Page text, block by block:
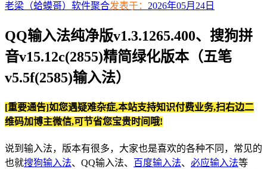
老梁（蛤蟆哥） 软件聚合发表于： 2026年05月24日
QQ输入法纯净版v1.3.1265.400、搜狗拼
音v15.12c(2855)精简绿化版本（五笔
v5.5f(2585)输入法）
[重要通告]如您遇疑难杂症,本站支持知识付费业务,扫右边二
维码加博主微信,可节省您宝贵时间哦!
说到输入法，版本有很多，大家也是喜欢的各种不同，常见的
也就搜狗输入法、QQ输入法、 百度输入法、 必应输入法等